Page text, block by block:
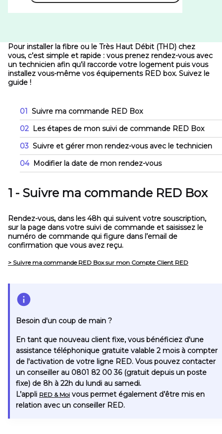
Pour installer la fibre ou le Très Haut Débit (THD) chez
vous, c’est simple et rapide : vous prenez rendez-vous avec
un technicien afin qu’il raccorde votre logement puis vous
installez vous-même vos équipements RED box. Suivez le
guide !
01 Suivre ma commande RED Box
02 Les étapes de mon suivi de commande RED Box
03 Suivre et gérer mon rendez-vous avec le technicien
04 Modifier la date de mon rendez-vous
1 - Suivre ma commande RED Box
Rendez-vous, dans les 48h qui suivent votre souscription,
sur la page dans votre suivi de commande et saisissez le
numéro de commande qui figure dans l’email de
confirmation que vous avez reçu.
> Suivre ma commande RED Box sur mon Compte Client RED
Besoin d'un coup de main ?
En tant que nouveau client fixe, vous bénéficiez d'une
assistance téléphonique gratuite valable 2 mois à compter
de l'activation de votre ligne RED. Vous pouvez contacter
un conseiller au 0801 82 00 36 (gratuit depuis un poste
fixe) de 8h à 22h du lundi au samedi.
L’appli RED & Moi vous permet également d’être mis en
relation avec un conseiller RED.